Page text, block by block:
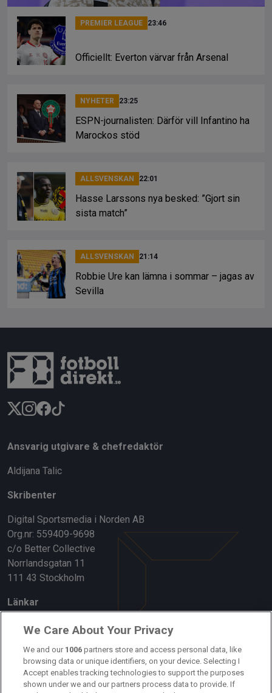
PREMIER LEAGUE 23:46
Officiellt: Everton värvar från Arsenal
NYHETER 23:25
ESPN-journalisten: Därför vill Infantino ha
Marockos stöd
ALLSVENSKAN 22:01
Hasse Larssons nya besked: ”Gjort sin
sista match”
ALLSVENSKAN 21:14
Robbie Ure kan lämna i sommar – jagas av
Sevilla
Ansvarig utgivare & chefredaktör
Aldijana Talic
Skribenter
Digital Sportsmedia i Norden AB
Org.nr: 559409-9698
c/o Better Collective
Norrlandsgatan 11
111 43 Stockholm
Länkar
Om oss
Kontakta oss
Kundtjänst
We Care About Your Privacy
We and our 1006 partners store and access personal data, like
browsing data or unique identifiers, on your device. Selecting I
Accept enables tracking technologies to support the purposes
shown under we and our partners process data to provide. If